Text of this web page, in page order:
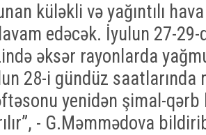
küləkli və yağıntılı
edəcək. İyulun 27-
əksər rayonlarda
28-i gündüz saatlarında
yenidən şimal-
- G.Məmmədova